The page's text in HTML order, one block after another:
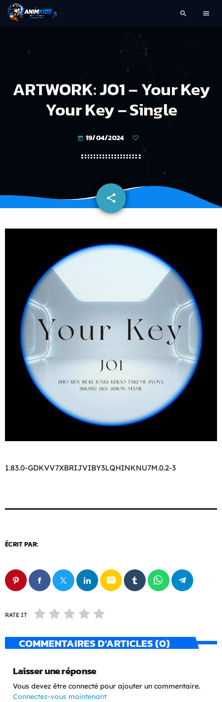
search menu
ARTWORK: JO1 – Your Key
Your Key – Single
today 19/04/2024
share
email
1.83.0-GDKVV7XBRIJVIBY3LQHINKNU7M.0.2-3
ÉCRIT PAR:
email
RATE IT
COMMENTAIRES D’ARTICLES (0)
Laisser une réponse
Vous devez être connecté pour ajouter un commentaire.
Connectez-vous maintenant